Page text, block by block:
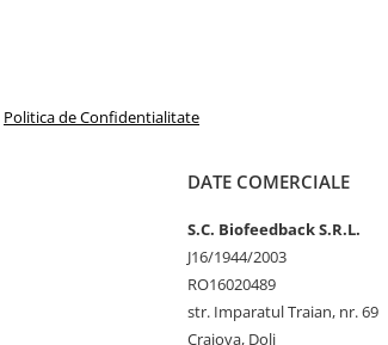
Politica de Confidentialitate
DATE COMERCIALE
S.C. Biofeedback S.R.L.
J16/1944/2003
RO16020489
str. Imparatul Traian, nr. 69
Craiova, Dolj